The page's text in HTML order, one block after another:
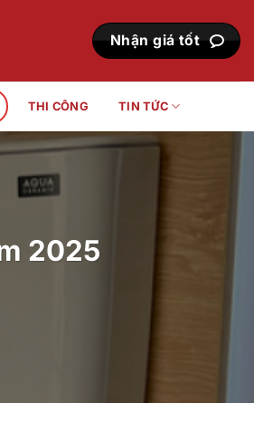
Nhận giá tốt
THI CÔNG TIN TỨC
2025